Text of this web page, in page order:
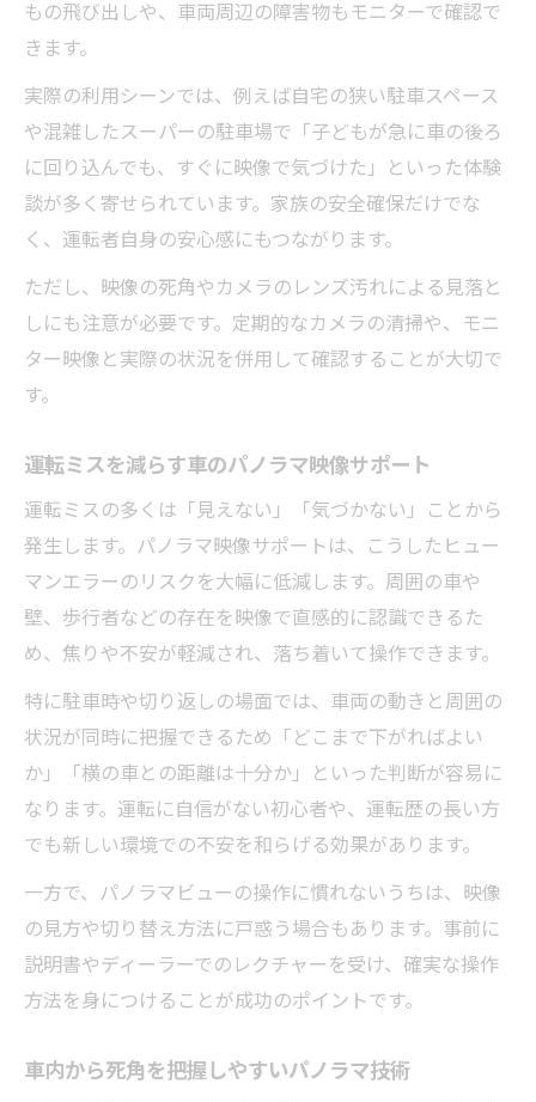
もの飛び出しや、車両周辺の障害物もモニターで確認で
きます。
実際の利用シーンでは、例えば自宅の狭い駐車スペース
や混雑したスーパーの駐車場で「子どもが急に車の後ろ
に回り込んでも、すぐに映像で気づけた」といった体験
談が多く寄せられています。家族の安全確保だけでな
く、運転者自身の安心感にもつながります。
ただし、映像の死角やカメラのレンズ汚れによる見落と
しにも注意が必要です。定期的なカメラの清掃や、モニ
ター映像と実際の状況を併用して確認することが大切で
す。
運転ミスを減らす車のパノラマ映像サポート
運転ミスの多くは「見えない」「気づかない」ことから
発生します。パノラマ映像サポートは、こうしたヒュー
マンエラーのリスクを大幅に低減します。周囲の車や
壁、歩行者などの存在を映像で直感的に認識できるた
め、焦りや不安が軽減され、落ち着いて操作できます。
特に駐車時や切り返しの場面では、車両の動きと周囲の
状況が同時に把握できるため「どこまで下がればよい
か」「横の車との距離は十分か」といった判断が容易に
なります。運転に自信がない初心者や、運転歴の長い方
でも新しい環境での不安を和らげる効果があります。
一方で、パノラマビューの操作に慣れないうちは、映像
の見方や切り替え方法に戸惑う場合もあります。事前に
説明書やディーラーでのレクチャーを受け、確実な操作
方法を身につけることが成功のポイントです。
車内から死角を把握しやすいパノラマ技術